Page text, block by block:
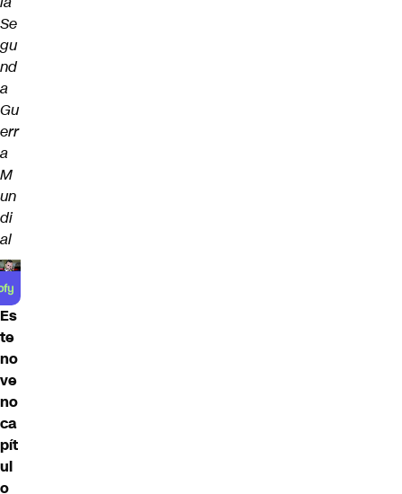
Se
gu
nd
a
Gu
err
a
M
un
di
al
Es
te
no
ve
no
ca
pít
ul
o